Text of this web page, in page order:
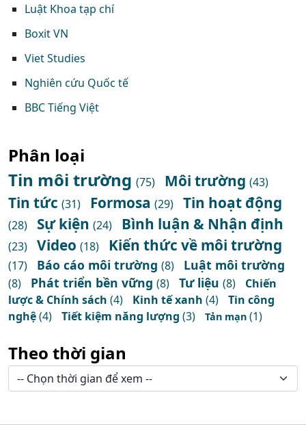
Luật Khoa tạp chí
Boxit VN
Viet Studies
Nghiên cứu Quốc tế
BBC Tiếng Việt
Phân loại
Tin môi trường (75) Môi trường (43)
Tin tức (31) Formosa (29) Tin hoạt động
(28) Sự kiện (24) Bình luận & Nhận định
(23) Video (18) Kiến thức về môi trường
(17) Báo cáo môi trường (8) Luật môi trường
(8) Phát triển bền vững (8) Tư liệu (8)
Chiến
lược & Chính sách (4) Kinh tế xanh (4)
Tin công
nghệ(4) Tiết kiệm năng lượng (3) Tản mạn (1)
Theo thời gian